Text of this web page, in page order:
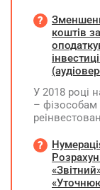
земельну
правильно
земельного
№20-ОПП на
необхідно
пільги
коштів
У 2018 році
– фізособам
ПДФО та ВЗ.
капітал